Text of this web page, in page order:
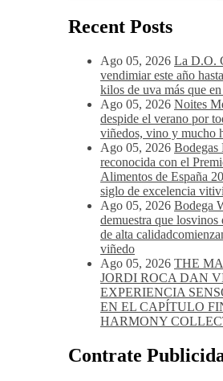
Recent Posts
Ago 05, 2026 La D.O.
vendimiar este año
kilos de uva más que
Ago 05, 2026 Noites
despide el verano por
viñedos, vino y mucho
Ago 05, 2026 Bodegas
reconocida con el
Alimentos de España
siglo de excelencia
Ago 05, 2026 Bodega
demuestra que losvinos
de alta
viñedo
Ago 05, 2026 THE
JORDI ROCA DAN
EXPERIENCIA
EN EL CAPÍTULO
HARMONY
Contrate